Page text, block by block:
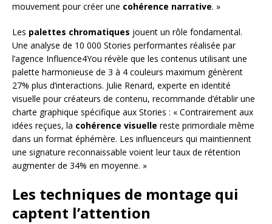
mouvement pour créer une cohérence narrative. »
Les palettes chromatiques jouent un rôle fondamental.
Une analyse de 10 000 Stories performantes réalisée par
l’agence Influence4You révèle que les contenus utilisant une
palette harmonieuse de 3 à 4 couleurs maximum génèrent
27% plus d’interactions. Julie Renard, experte en identité
visuelle pour créateurs de contenu, recommande d’établir une
charte graphique spécifique aux Stories : « Contrairement aux
idées reçues, la cohérence visuelle reste primordiale même
dans un format éphémère. Les influenceurs qui maintiennent
une signature reconnaissable voient leur taux de rétention
augmenter de 34% en moyenne. »
Les techniques de montage qui
captent l’attention